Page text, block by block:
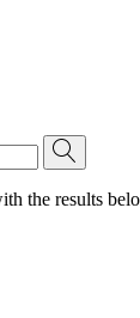
the results